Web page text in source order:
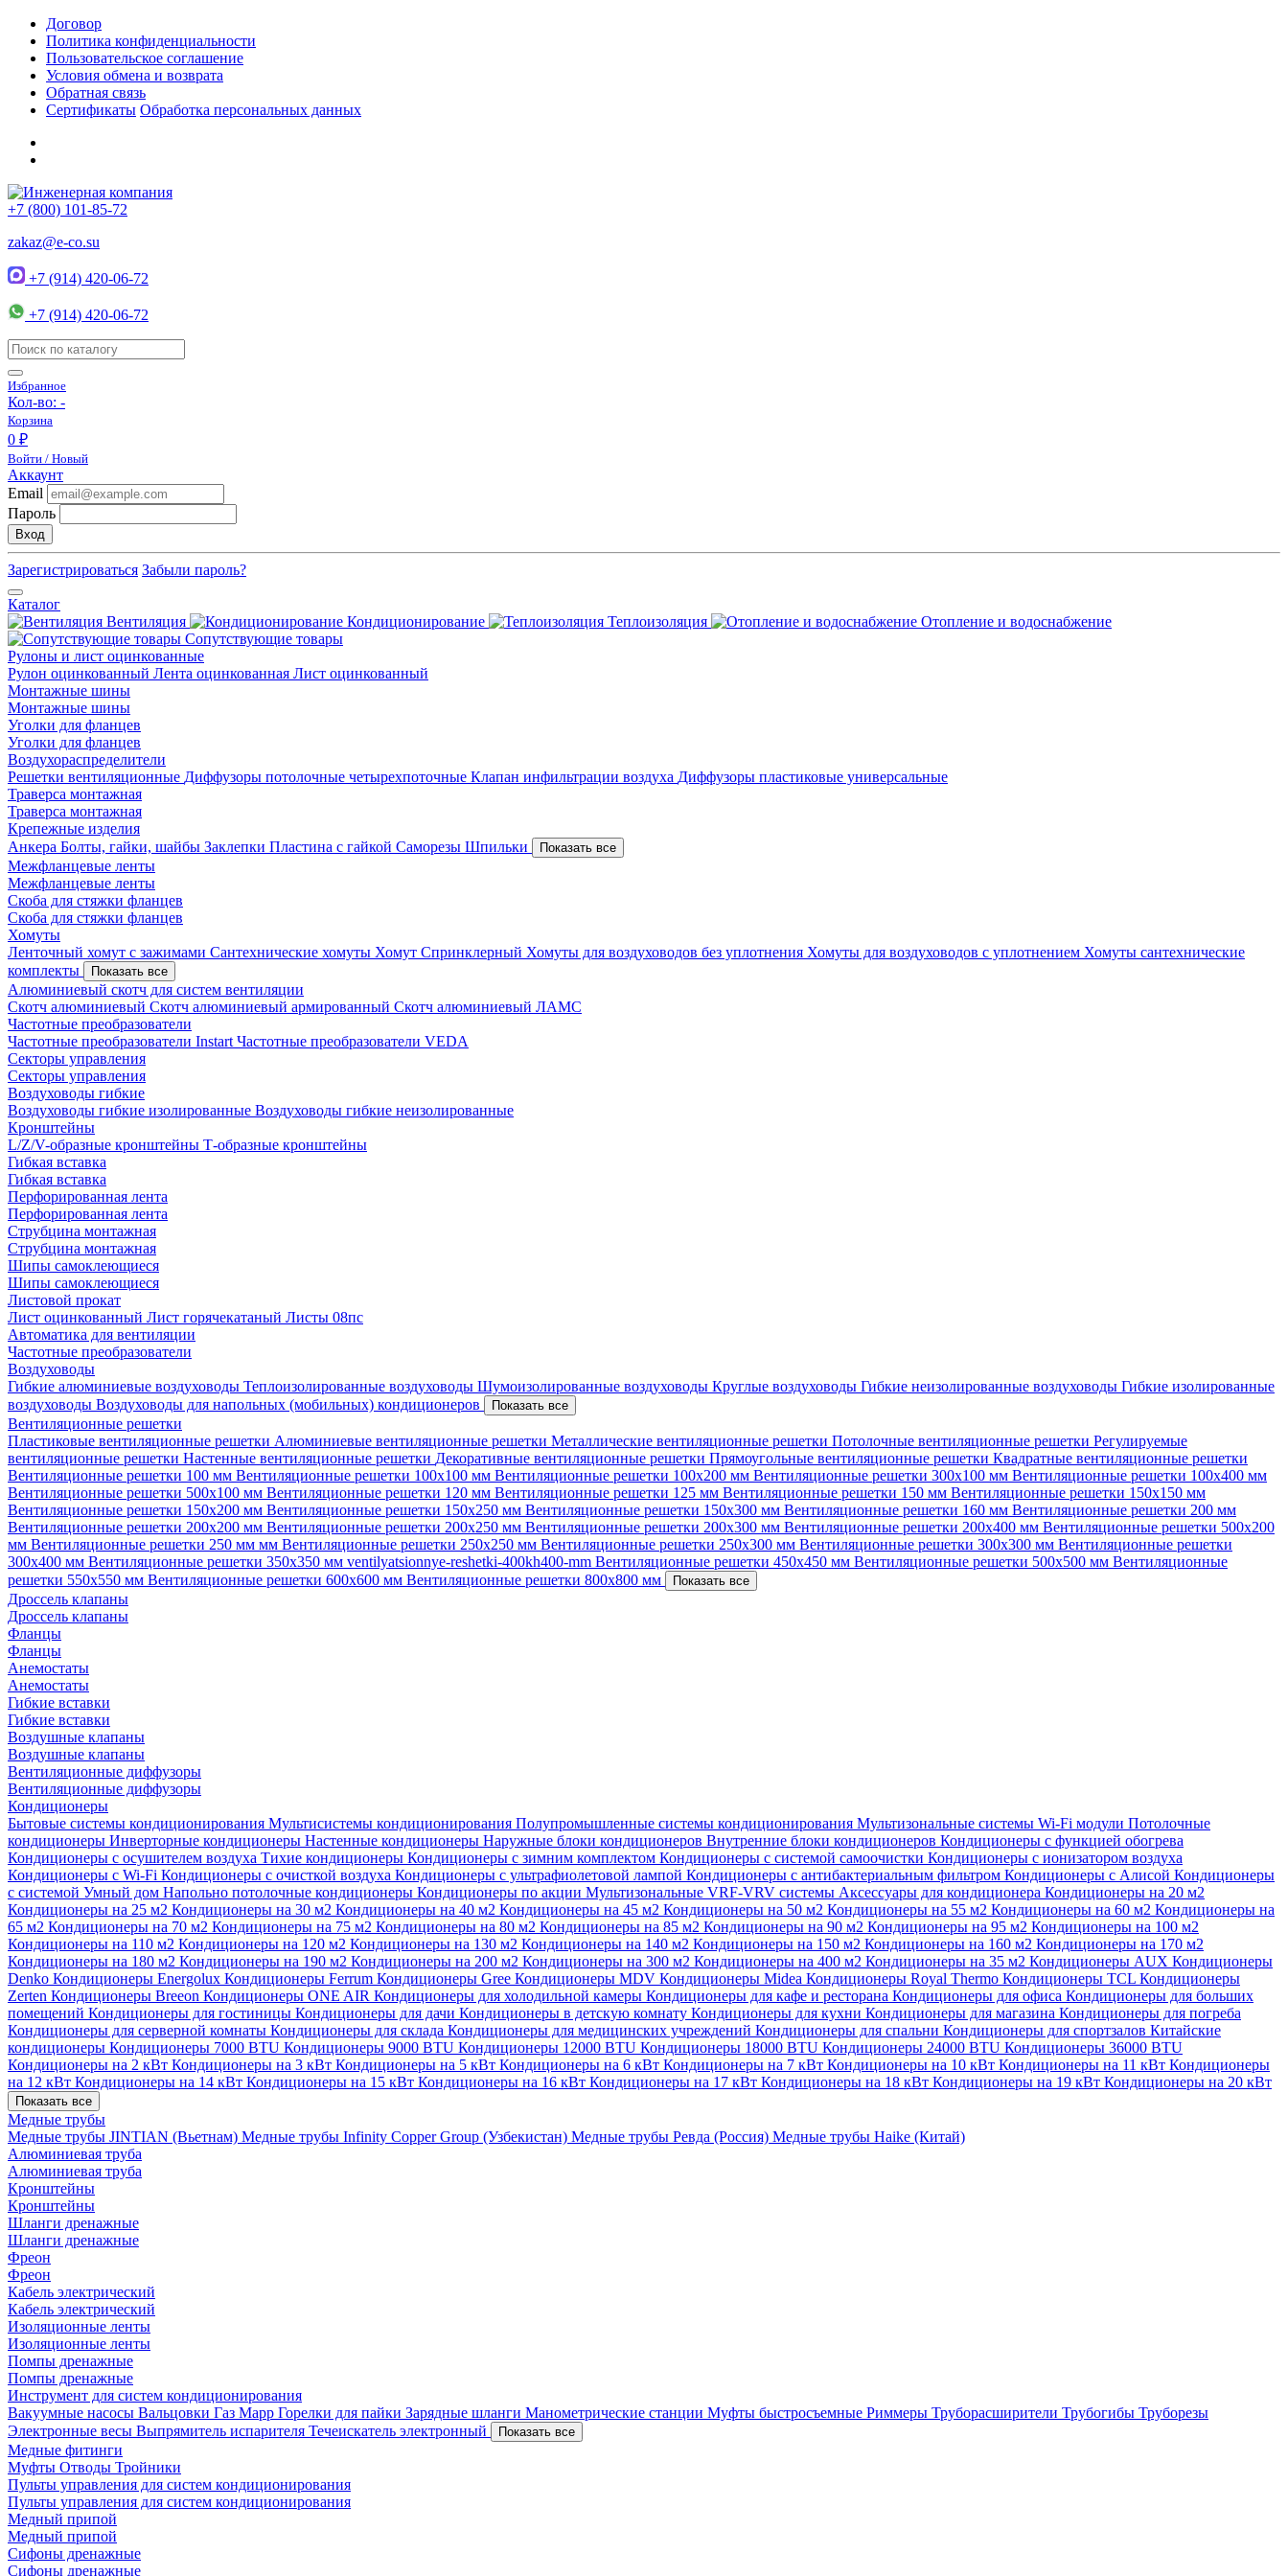
Договор
Политика конфиденциальности
Пользовательское соглашение
Условия обмена и возврата
Обратная связь
Сертификаты Обработка персональных данных
+7 (800) 101-85-72
zakaz@e-co.su
+7 (914) 420-06-72
+7 (914) 420-06-72
Избранное
Кол-во: -
Корзина
0 ₽
Войти / Новый
Аккаунт
Email
Пароль
Вход
Зарегистрироваться Забыли пароль?
Каталог
Вентиляция
Кондиционирование Теплоизоляция
Отопление и водоснабжение
Сопутствующие товары
Рулоны и лист оцинкованные
Рулон оцинкованный Лента оцинкованная Лист оцинкованный
Монтажные шины
Монтажные шины
Уголки для фланцев
Уголки для фланцев
Воздухораспределители
Решетки вентиляционные Диффузоры потолочные четырехпоточные Клапан инфильтрации воздуха Диффузоры пластиковые универсальные
Траверса монтажная
Траверса монтажная
Крепежные изделия
Анкера Болты, гайки, шайбы Заклепки Пластина с гайкой Саморезы Шпильки Показать все
Межфланцевые ленты
Межфланцевые ленты
Скоба для стяжки фланцев
Скоба для стяжки фланцев
Хомуты
Ленточный хомут с зажимами Сантехнические хомуты Хомут Спринклерный Хомуты для воздуховодов без уплотнения Хомуты для воздуховодов с уплотнением Хомуты сантехнические
комплекты
Показать все
Алюминиевый скотч для систем вентиляции
Скотч алюминиевый Скотч алюминиевый армированный Скотч алюминиевый ЛАМС
Частотные преобразователи
Частотные преобразователи Instart Частотные преобразователи VEDA
Секторы управления
Секторы управления
Воздуховоды гибкие
Воздуховоды гибкие изолированные Воздуховоды гибкие неизолированные
Кронштейны
L/Z/V-образные кронштейны Т-образные кронштейны
Гибкая вставка
Гибкая вставка
Перфорированная лента
Перфорированная лента
Струбцина монтажная
Струбцина монтажная
Шипы самоклеющиеся
Шипы самоклеющиеся
Листовой прокат
Лист оцинкованный Лист горячекатаный Листы 08пс
Автоматика для вентиляции
Частотные преобразователи
Воздуховоды
Гибкие алюминиевые воздуховоды Теплоизолированные воздуховоды Шумоизолированные воздуховоды Круглые воздуховоды Гибкие неизолированные воздуховоды Гибкие изолированные
воздуховоды Воздуховоды для напольных (мобильных) кондиционеров Показать все
Вентиляционные решетки
Пластиковые вентиляционные решетки Алюминиевые вентиляционные решетки Металлические вентиляционные решетки Потолочные вентиляционные решетки Регулируемые
вентиляционные решетки Настенные вентиляционные решетки Декоративные вентиляционные решетки Прямоугольные вентиляционные решетки Квадратные вентиляционные решетки
Вентиляционные решетки 100 мм Вентиляционные решетки 100х100 мм Вентиляционные решетки 100х200 мм Вентиляционные решетки 300х100 мм Вентиляционные решетки 100х400 мм
Вентиляционные решетки 500х100 мм Вентиляционные решетки 120 мм Вентиляционные решетки 125 мм Вентиляционные решетки 150 мм Вентиляционные решетки 150х150 мм
Вентиляционные решетки 150х200 мм Вентиляционные решетки 150х250 мм Вентиляционные решетки 150х300 мм Вентиляционные решетки 160 мм Вентиляционные решетки 200 мм
Вентиляционные решетки 200х200 мм Вентиляционные решетки 200х250 мм Вентиляционные решетки 200х300 мм Вентиляционные решетки 200х400 мм Вентиляционные решетки 500х200
мм Вентиляционные решетки 250 мм мм Вентиляционные решетки 250х250 мм Вентиляционные решетки 250х300 мм Вентиляционные решетки 300х300 мм Вентиляционные решетки
300х400 мм Вентиляционные решетки 350х350 мм ventilyatsionnye-reshetki-400kh400-mm Вентиляционные решетки 450х450 мм Вентиляционные решетки 500х500 мм Вентиляционные
решетки 550х550 мм Вентиляционные решетки 600х600 мм Вентиляционные решетки 800х800 мм Показать все
Дроссель клапаны
Дроссель клапаны
Фланцы
Фланцы
Анемостаты
Анемостаты
Гибкие вставки
Гибкие вставки
Воздушные клапаны
Воздушные клапаны
Вентиляционные диффузоры
Вентиляционные диффузоры
Кондиционеры
Бытовые системы кондиционирования Мультисистемы кондиционирования Полупромышленные системы кондиционирования Мультизональные системы Wi-Fi модули Потолочные
кондиционеры Инверторные кондиционеры Настенные кондиционеры Наружные блоки кондиционеров Внутренние блоки кондиционеров Кондиционеры с функцией обогрева
Кондиционеры с осушителем воздуха Тихие кондиционеры Кондиционеры с зимним комплектом Кондиционеры с системой самоочистки Кондиционеры с ионизатором воздуха
Кондиционеры с Wi-Fi Кондиционеры с очисткой воздуха Кондиционеры с ультрафиолетовой лампой Кондиционеры с антибактериальным фильтром Кондиционеры с Алисой Кондиционеры
с системой Умный дом Напольно потолочные кондиционеры Кондиционеры по акции Мультизональные VRF-VRV системы Аксессуары для кондиционера Кондиционеры на 20 м2
Кондиционеры на 25 м2 Кондиционеры на 30 м2 Кондиционеры на 40 м2 Кондиционеры на 45 м2 Кондиционеры на 50 м2 Кондиционеры на 55 м2 Кондиционеры на 60 м2 Кондиционеры на
65 м2 Кондиционеры на 70 м2 Кондиционеры на 75 м2 Кондиционеры на 80 м2 Кондиционеры на 85 м2 Кондиционеры на 90 м2 Кондиционеры на 95 м2 Кондиционеры на 100 м2
Кондиционеры на 110 м2 Кондиционеры на 120 м2 Кондиционеры на 130 м2 Кондиционеры на 140 м2 Кондиционеры на 150 м2 Кондиционеры на 160 м2 Кондиционеры на 170 м2
Кондиционеры на 180 м2 Кондиционеры на 190 м2 Кондиционеры на 200 м2 Кондиционеры на 300 м2 Кондиционеры на 400 м2 Кондиционеры на 35 м2 Кондиционеры AUX Кондиционеры
Denko Кондиционеры Energolux Кондиционеры Ferrum Кондиционеры Gree Кондиционеры MDV Кондиционеры Midea Кондиционеры Royal Thermo Кондиционеры TCL Кондиционеры
Zerten Кондиционеры Breeon Кондиционеры ONE AIR Кондиционеры для холодильной камеры Кондиционеры для кафе и ресторана Кондиционеры для офиса Кондиционеры для больших
помещений Кондиционеры для гостиницы Кондиционеры для дачи Кондиционеры в детскую комнату Кондиционеры для кухни Кондиционеры для магазина Кондиционеры для погреба
Кондиционеры для серверной комнаты Кондиционеры для склада Кондиционеры для медицинских учреждений Кондиционеры для спальни Кондиционеры для спортзалов Китайские
кондиционеры Кондиционеры 7000 BTU Кондиционеры 9000 BTU Кондиционеры 12000 BTU Кондиционеры 18000 BTU Кондиционеры 24000 BTU Кондиционеры 36000 BTU
Кондиционеры на 2 кВт Кондиционеры на 3 кВт Кондиционеры на 5 кВт Кондиционеры на 6 кВт Кондиционеры на 7 кВт Кондиционеры на 10 кВт Кондиционеры на 11 кВт Кондиционеры
на 12 кВт Кондиционеры на 14 кВт Кондиционеры на 15 кВт Кондиционеры на 16 кВт Кондиционеры на 17 кВт Кондиционеры на 18 кВт Кондиционеры на 19 кВт Кондиционеры на 20 кВт
Показать все
Медные трубы
Медные трубы JINTIAN (Вьетнам) Медные трубы Infinity Copper Group (Узбекистан) Медные трубы Ревда (Россия) Медные трубы Haike (Китай)
Алюминиевая труба
Алюминиевая труба
Кронштейны
Кронштейны
Шланги дренажные
Шланги дренажные
Фреон
Фреон
Кабель электрический
Кабель электрический
Изоляционные ленты
Изоляционные ленты
Помпы дренажные
Помпы дренажные
Инструмент для систем кондиционирования
Вакуумные насосы Вальцовки Газ Mapp Горелки для пайки Зарядные шланги Манометрические станции Муфты быстросъемные Риммеры Труборасширители Трубогибы Труборезы
Электронные весы Выпрямитель испарителя Течеискатель электронный Показать все
Медные фитинги
Муфты Отводы Тройники
Пульты управления для систем кондиционирования
Пульты управления для систем кондиционирования
Медный припой
Медный припой
Сифоны дренажные
Сифоны дренажные